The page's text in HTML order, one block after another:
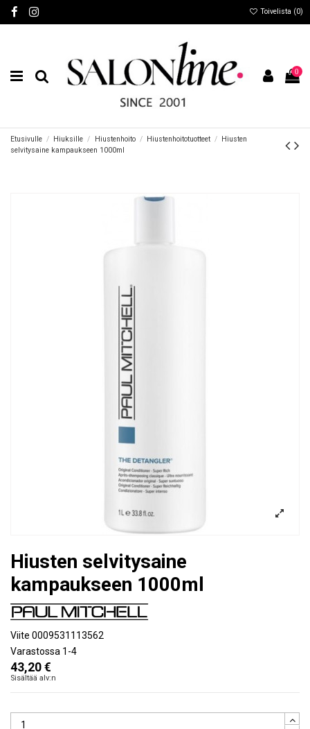
Toivelista (0)
0
Etusivulle Hiuksille Hiustenhoito Hiustenhoitotuotteet
Hiusten
selvitysaine kampaukseen 1000ml
Hiusten selvitysaine
kampaukseen 1000ml
Viite 0009531113562
Varastossa 1-4
43,20 €
Sisältää alv:n